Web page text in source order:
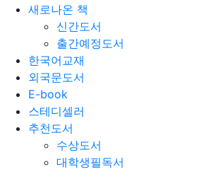
새로나온 책
신간도서
출간예정도서
한국어교재
외국문도서
E-book
스테디셀러
추천도서
수상도서
대학생필독서